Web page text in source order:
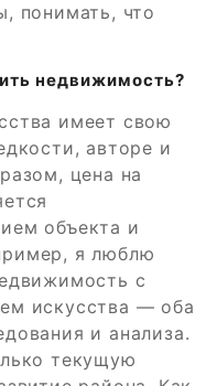
понимать, что
недвижимость?
имеет свою
авторе и
цена на
объекта и
я люблю
с
искусства — оба
и анализа.
текущую